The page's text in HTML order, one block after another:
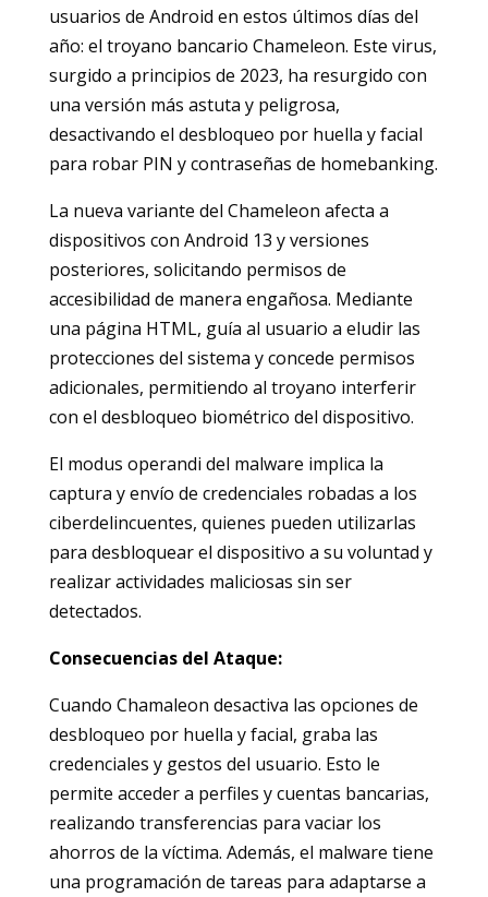
usuarios de Android en estos últimos días del
año: el troyano bancario Chameleon. Este virus,
surgido a principios de 2023, ha resurgido con
una versión más astuta y peligrosa,
desactivando el desbloqueo por huella y facial
para robar PIN y contraseñas de homebanking.
La nueva variante del Chameleon afecta a
dispositivos con Android 13 y versiones
posteriores, solicitando permisos de
accesibilidad de manera engañosa. Mediante
una página HTML, guía al usuario a eludir las
protecciones del sistema y concede permisos
adicionales, permitiendo al troyano interferir
con el desbloqueo biométrico del dispositivo.
El modus operandi del malware implica la
captura y envío de credenciales robadas a los
ciberdelincuentes, quienes pueden utilizarlas
para desbloquear el dispositivo a su voluntad y
realizar actividades maliciosas sin ser
detectados.
Consecuencias del Ataque:
Cuando Chamaleon desactiva las opciones de
desbloqueo por huella y facial, graba las
credenciales y gestos del usuario. Esto le
permite acceder a perfiles y cuentas bancarias,
realizando transferencias para vaciar los
ahorros de la víctima. Además, el malware tiene
una programación de tareas para adaptarse a